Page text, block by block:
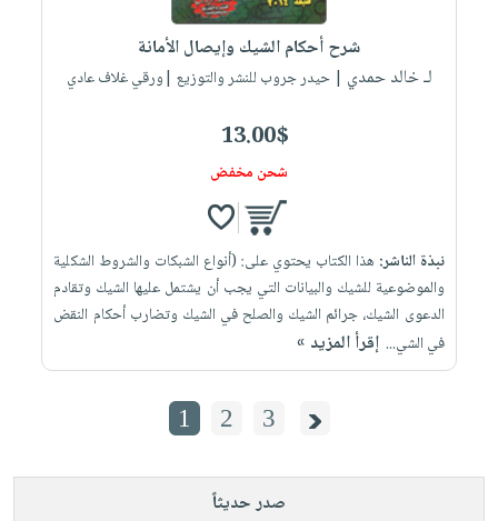
شرح أحكام الشيك وإيصال الأمانة
لـ خالد حمدي | حيدر جروب للنشر والتوزيع |ورقي غلاف عادي
13.00$
شحن مخفض
نبذة الناشر: هذا الكتاب يحتوي على: (أنواع الشبكات والشروط الشكلية
والموضوعية للشيك والبيانات التي يجب أن يشتمل عليها الشيك وتقادم
الدعوى الشيك، جرائم الشيك والصلح في الشيك وتضارب أحكام النقض
في الشي... إقرأ المزيد »
1 2 3
صدر حديثاً